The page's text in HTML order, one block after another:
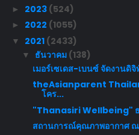
► 2023 (524)
► 2022 (1055)
▼ 2021 (2433)
▼ ธันวาคม (138)
เมอร์เซเดส-เบนซ์ จัดงานดิจิ
theAsianparent
โคร...
"Thanasiri Wellbeing" ธ
สถานการณ์คุณภาพอากาศ